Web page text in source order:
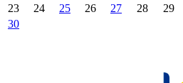
23
24 25 26 27 28
29
30